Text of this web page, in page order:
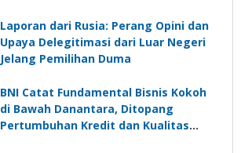
Laporan dari Rusia: Perang Opini dan
Upaya Delegitimasi dari Luar Negeri
Jelang Pemilihan Duma
BNI Catat Fundamental Bisnis Kokoh
di Bawah Danantara, Ditopang
Pertumbuhan Kredit dan Kualitas